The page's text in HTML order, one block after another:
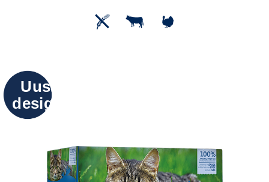
Uusi
design